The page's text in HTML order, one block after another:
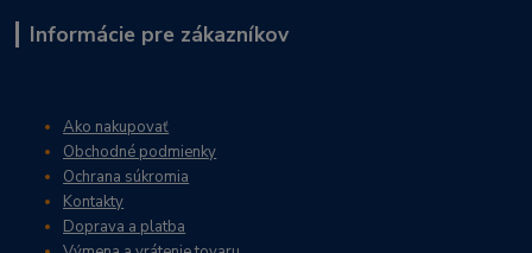
Informácie pre zákazníkov
Ako nakupovať
Obchodné podmienky
Ochrana súkromia
Kontakty
Doprava a platba